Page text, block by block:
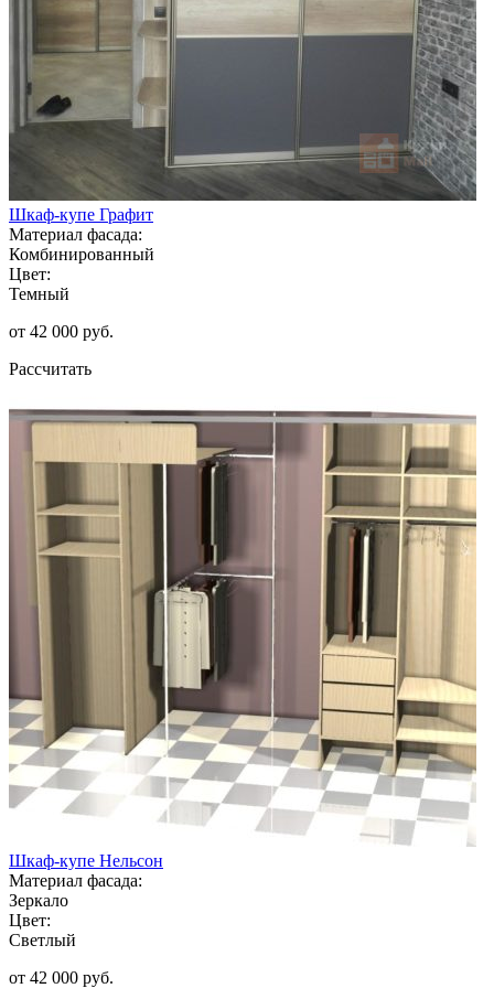
Шкаф-купе Графит
Материал фасада:
Комбинированный
Цвет:
Темный
от 42 000 руб.
Рассчитать
Шкаф-купе Нельсон
Материал фасада:
Зеркало
Цвет:
Светлый
от 42 000 руб.